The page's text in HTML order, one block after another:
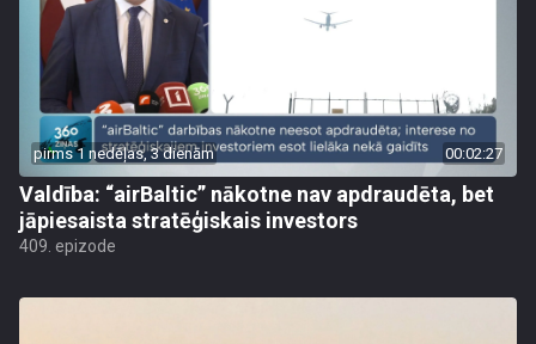
pirms 1 nedēļas, 3 dienām 00:02:27
Valdība: “airBaltic” nākotne nav apdraudēta, bet
jāpiesaista stratēģiskais investors
409. epizode